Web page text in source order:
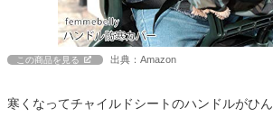
この商品を見る 出典：Amazon
寒くなってチャイルドシートのハンドルがひ